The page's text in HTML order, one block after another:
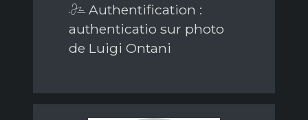
Authentification :
authenticatio sur photo
de Luigi Ontani